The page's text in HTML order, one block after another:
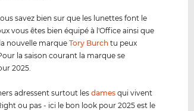
savez bien sur que les lunettes font le
vous êtes bien équipé à l'Office ainsi que
nouvelle marqueTory Burch tu peux
la saison courant la marque se
2025.
adressent surtout lesdames qui vivent
ou pas - ici le bon look pour 2025 est le